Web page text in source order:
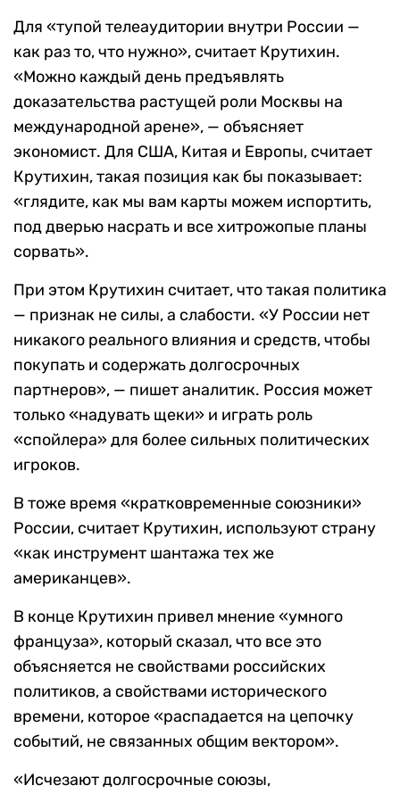
Для «тупой телеаудитории внутри России —
как раз то, что нужно», считает Крутихин.
«Можно каждый день предъявлять
доказательства растущей роли Москвы на
международной арене», — объясняет
экономист. Для США, Китая и Европы, считает
Крутихин, такая позиция как бы показывает:
«глядите, как мы вам карты можем испортить,
под дверью насрать и все хитрожопые планы
сорвать».
При этом Крутихин считает, что такая политика
— признак не силы, а слабости. «У России нет
никакого реального влияния и средств, чтобы
покупать и содержать долгосрочных
партнеров», — пишет аналитик. Россия может
только «надувать щеки» и играть роль
«спойлера» для более сильных политических
игроков.
В тоже время «кратковременные союзники»
России, считает Крутихин, используют страну
«как инструмент шантажа тех же
американцев».
В конце Крутихин привел мнение «умного
француза», который сказал, что все это
объясняется не свойствами российских
политиков, а свойствами исторического
времени, которое «распадается на цепочку
событий, не связанных общим вектором».
«Исчезают долгосрочные союзы,